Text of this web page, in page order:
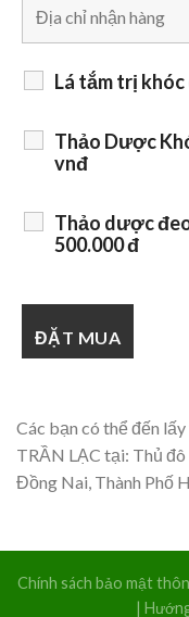
Lá tắm trị khóc
Thảo Dược
vnđ
Thảo dược
500.000 đ
Các bạn có thể đến
TRẦN LẠC tại: Thủ
Đồng Nai, Thành Phố
Chính sách bảo mật
|